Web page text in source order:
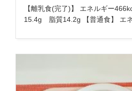
【離乳食(完了)】 エネルギー
15.4g 脂質14.2g 【普通食】 エネ